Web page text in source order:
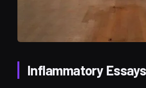
Inflammatory